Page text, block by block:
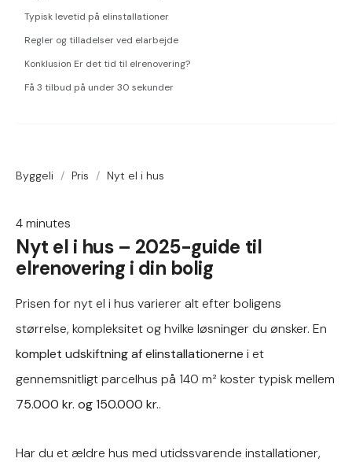
Byggeli / Pris / Nyt el i hus
4minutes
Nyt el i hus – 2025-guide til
elrenovering i din bolig
Prisen for nyt el i hus varierer alt efter boligens
størrelse, kompleksitet og hvilke løsninger du ønsker. En
komplet udskiftning af elinstallationerne i et
gennemsnitligt parcelhus på 140 m² koster typisk mellem
75.000 kr. og 150.000 kr..
Har du et ældre hus med utidssvarende installationer,
Typisk levetid på elinstallationer
Regler og tilladelser ved elarbejde
Konklusion Er det tid til elrenovering?
Få 3 tilbud på under 30 sekunder